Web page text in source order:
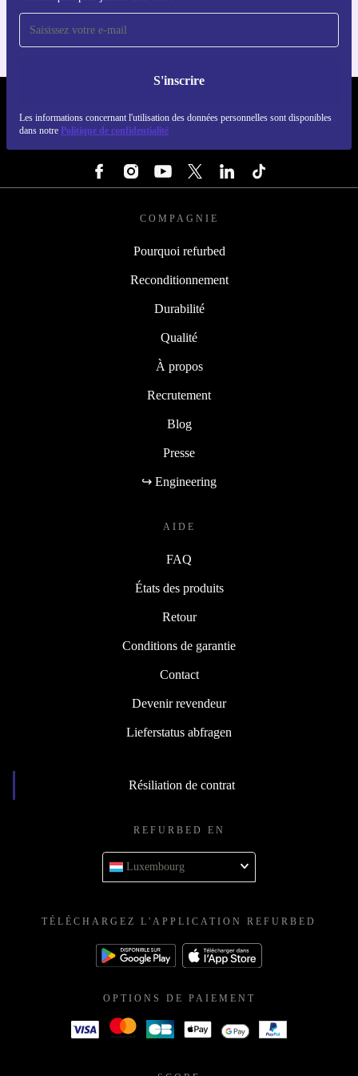
S'inscrire
Les informations concernant l'utilisation des données personnelles sont disponibles
dans notre Politique de confidentialité
COMPAGNIE
Pourquoi refurbed
Reconditionnement
Durabilité
Qualité
À propos
Recrutement
Blog
Presse
↪ Engineering
AIDE
FAQ
États des produits
Retour
Conditions de garantie
Contact
Devenir revendeur
Lieferstatus abfragen
Résiliation de contrat
REFURBED EN
Luxembourg
TÉLÉCHARGEZ L'APPLICATION REFURBED
OPTIONS DE PAIEMENT